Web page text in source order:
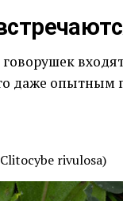
даже опытным
rivulosa)